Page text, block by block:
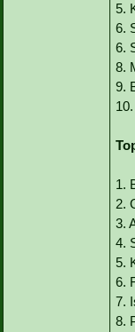
5.
6.
6.
8.
9.
1.
2.
3.
4.
5.
6.
7.
8.